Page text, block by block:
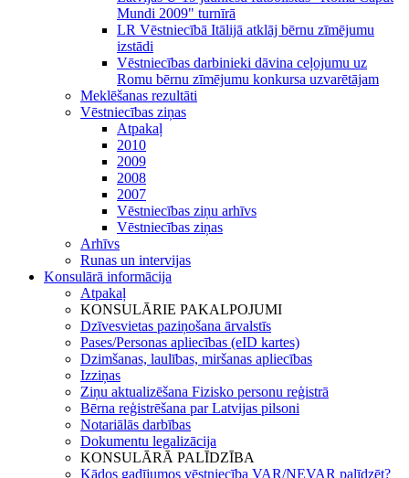
Mundi 2009" turnīrā
LR Vēstniecībā Itālijā atklāj bērnu zīmējumu
izstādi
Vēstniecības darbinieki dāvina ceļojumu uz
Romu bērnu zīmējumu konkursa uzvarētājam
Meklēšanas rezultāti
Vēstniecības ziņas
Atpakaļ
2010
2009
2008
2007
Vēstniecības ziņu arhīvs
Vēstniecības ziņas
Arhīvs
Runas un intervijas
Konsulārā informācija
Atpakaļ
KONSULĀRIE PAKALPOJUMI
Dzīvesvietas paziņošana ārvalstīs
Pases/Personas apliecības (eID kartes)
Dzimšanas, laulības, miršanas apliecības
Izziņas
Ziņu aktualizēšana Fizisko personu reģistrā
Bērna reģistrēšana par Latvijas pilsoni
Notariālās darbības
Dokumentu legalizācija
KONSULĀRĀ PALĪDZĪBA
Kādos gadījumos vēstniecība VAR/NEVAR palīdzēt?